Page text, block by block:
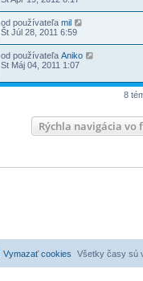
od používateľa mil
Št Júl 28, 2011 6:59
od používateľa Aniko
St Máj 04, 2011 1:07
8
Rýchla navigácia vo
Všetky časy sú
Vymazať cookies